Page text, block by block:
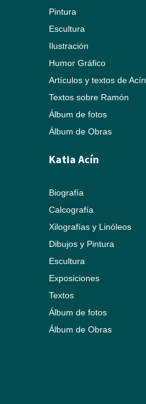
Pintura
Escultura
Ilustración
Humor Gráfico
Artículos y textos de Acín
Textos sobre Ramón
Álbum de fotos
Álbum de Obras
Katia Acín
Biografía
Calcografía
Xilografías y Linóleos
Dibujos y Pintura
Escultura
Exposiciones
Textos
Álbum de fotos
Álbum de Obras